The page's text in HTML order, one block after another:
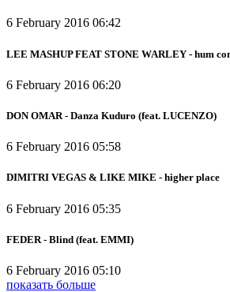
6 February 2016 06:42
LEE MASHUP FEAT STONE WARLEY - hum
6 February 2016 06:20
DON OMAR - Danza Kuduro (feat. LUCENZO)
6 February 2016 05:58
DIMITRI VEGAS & LIKE MIKE - higher place
6 February 2016 05:35
FEDER - Blind (feat. EMMI)
6 February 2016 05:10
показать больше